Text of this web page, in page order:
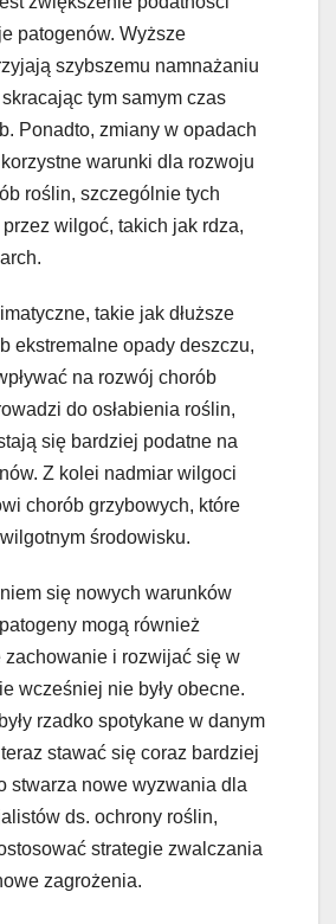
patogenów. Wyższe
szybszemu namnażaniu
tym samym czas
Ponadto, zmiany w opadach
warunki dla rozwoju
roślin, szczególnie tych
wilgoć, takich jak rdza,
takie jak dłuższe
ekstremalne opady deszczu,
na rozwój chorób
do osłabienia roślin,
się bardziej podatne na
Z kolei nadmiar wilgoci
chorób grzybowych, które
środowisku.
się nowych warunków
mogą również
i rozwijać się w
wcześniej nie były obecne.
rzadko spotykane w danym
stawać się coraz bardziej
stwarza nowe wyzwania dla
ds. ochrony roślin,
strategie zwalczania
zagrożenia.